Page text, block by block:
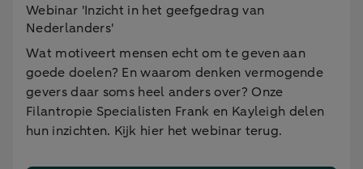
Webinar 'Inzicht in het geefgedrag van
Nederlanders'
Wat motiveert mensen echt om te geven aan
goede doelen? En waarom denken vermogende
gevers daar soms heel anders over? Onze
Filantropie Specialisten Frank en Kayleigh delen
hun inzichten. Kijk hier het webinar terug.